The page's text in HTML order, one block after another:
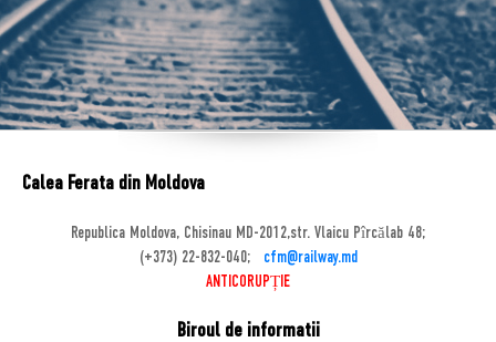
Calea Ferata din Moldova
Republica Moldova, Chisinau MD-2012,str. Vlaicu Pîrcălab 48;
(+373) 22-832-040;
cfm@railway.md
ANTICORUPȚIE
Biroul de informatii